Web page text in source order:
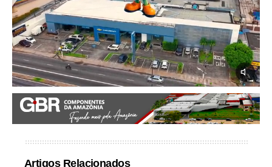
Artigos Relacionados